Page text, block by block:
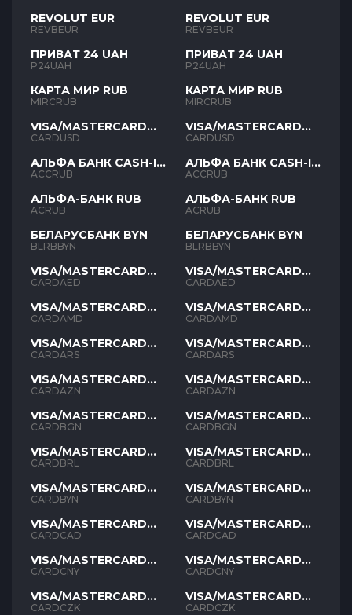
REVOLUT EUR
REVBEUR
ПРИВАТ 24 UAH
P24UAH
КАРТА МИР RUB
MIRCRUB
VISA/MASTERCARD
USD
CARDUSD
АЛЬФА БАНК CASH-IN
RUB
ACCRUB
АЛЬФА-БАНК RUB
ACRUB
БЕЛАРУСБАНК BYN
BLRBBYN
VISA/MASTERCARD
AED
CARDAED
VISA/MASTERCARD
AMD
CARDAMD
VISA/MASTERCARD
ARS
CARDARS
VISA/MASTERCARD
AZN
CARDAZN
VISA/MASTERCARD
BGN
CARDBGN
VISA/MASTERCARD
BRL
CARDBRL
VISA/MASTERCARD
BYN
CARDBYN
VISA/MASTERCARD
CAD
CARDCAD
VISA/MASTERCARD
CNY
CARDCNY
VISA/MASTERCARD
CZK
CARDCZK
REVOLUT EUR
REVBEUR
ПРИВАТ 24 UAH
P24UAH
КАРТА МИР RUB
MIRCRUB
VISA/MASTERCARD
USD
CARDUSD
АЛЬФА БАНК CASH-IN
RUB
ACCRUB
АЛЬФА-БАНК RUB
ACRUB
БЕЛАРУСБАНК BYN
BLRBBYN
VISA/MASTERCARD
AED
CARDAED
VISA/MASTERCARD
AMD
CARDAMD
VISA/MASTERCARD
ARS
CARDARS
VISA/MASTERCARD
AZN
CARDAZN
VISA/MASTERCARD
BGN
CARDBGN
VISA/MASTERCARD
BRL
CARDBRL
VISA/MASTERCARD
BYN
CARDBYN
VISA/MASTERCARD
CAD
CARDCAD
VISA/MASTERCARD
CNY
CARDCNY
VISA/MASTERCARD
CZK
CARDCZK